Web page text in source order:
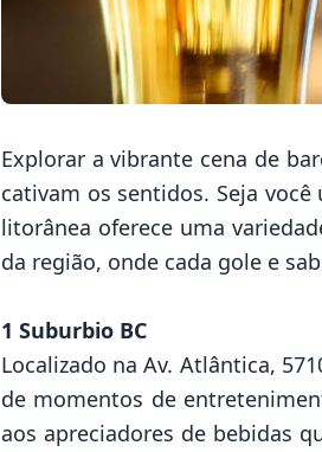
Explorar a vibrante cena de
cativam os sentidos. Seja
litorânea oferece uma
da região, onde cada gole e
1 Suburbio BC
Localizado na Av. Atlântica,
de momentos de
aos apreciadores de bebidas